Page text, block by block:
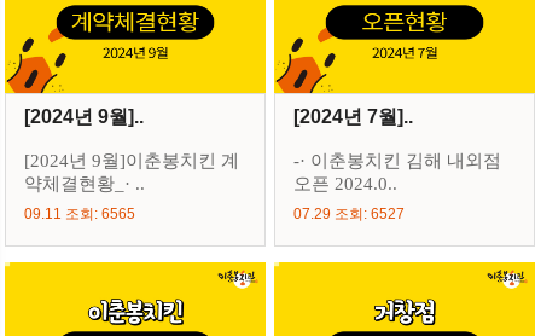
[2024년 9월]..
[2024년 9월]이춘봉치킨 계
약체결현황_· ..
09.11 조회: 6565
[2024년 7월]..
-· 이춘봉치킨 김해 내외점
오픈 2024.0..
07.29 조회: 6527